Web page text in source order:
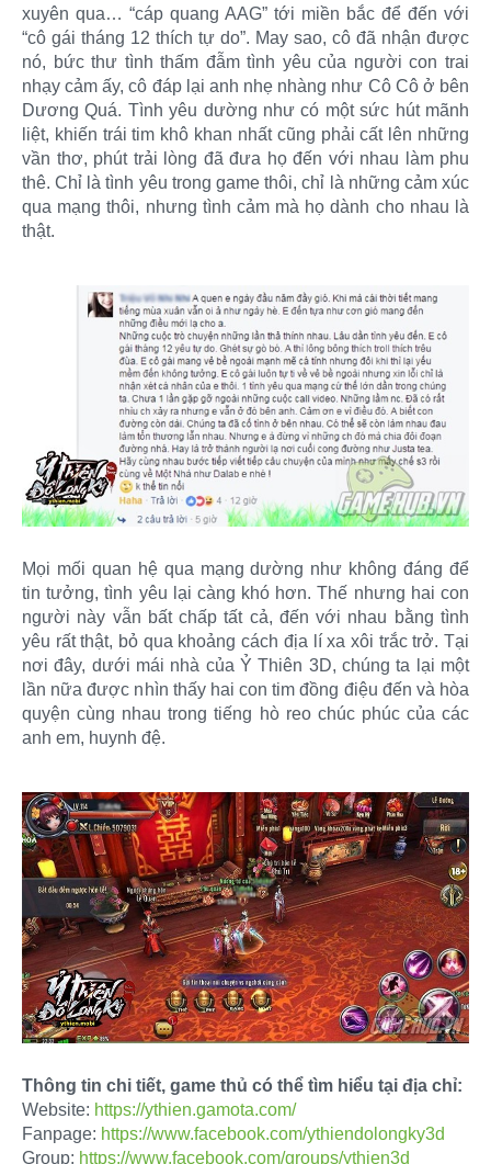
xuyên qua… “cáp quang AAG” tới miền bắc để đến với
“cô gái tháng 12 thích tự do”. May sao, cô đã nhận được
nó, bức thư tình thấm đẫm tình yêu của người con trai
nhạy cảm ấy, cô đáp lại anh nhẹ nhàng như Cô Cô ở bên
Dương Quá. Tình yêu dường như có một sức hút mãnh
liệt, khiến trái tim khô khan nhất cũng phải cất lên những
vần thơ, phút trải lòng đã đưa họ đến với nhau làm phu
thê. Chỉ là tình yêu trong game thôi, chỉ là những cảm xúc
qua mạng thôi, nhưng tình cảm mà họ dành cho nhau là
thật.
Mọi mối quan hệ qua mạng dường như không đáng để
tin tưởng, tình yêu lại càng khó hơn. Thế nhưng hai con
người này vẫn bất chấp tất cả, đến với nhau bằng tình
yêu rất thật, bỏ qua khoảng cách địa lí xa xôi trắc trở. Tại
nơi đây, dưới mái nhà của Ỷ Thiên 3D, chúng ta lại một
lần nữa được nhìn thấy hai con tim đồng điệu đến và hòa
quyện cùng nhau trong tiếng hò reo chúc phúc của các
anh em, huynh đệ.
Thông tin chi tiết, game thủ có thể tìm hiểu tại địa chỉ:
Website: https://ythien.gamota.com/
Fanpage: https://www.facebook.com/ythiendolongky3d
Group: https://www.facebook.com/groups/ythien3d